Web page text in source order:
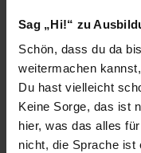
Sag „Hi!“ zu
Schön, dass du da
weitermachen
Du hast vielleicht
Keine Sorge, das ist
hier, was das alles
nicht, die Sprache ist
Weiterbildung
Betriebsinterne